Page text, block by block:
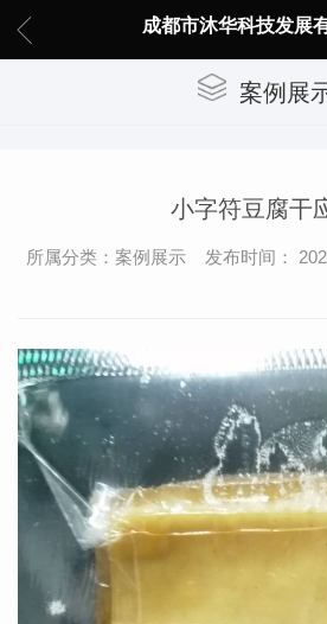
成都市沐华科技发展
案例展
小字符豆腐干
所属分类：案例展示 发布时间：